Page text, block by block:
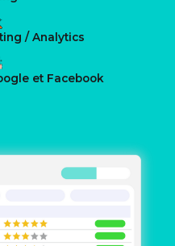
/ Analytics
et Facebook